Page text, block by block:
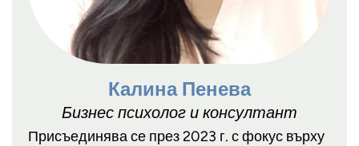
Калина Пенева
Бизнес психолог и консултант
Присъединява се през 2023 г. с фокус върху